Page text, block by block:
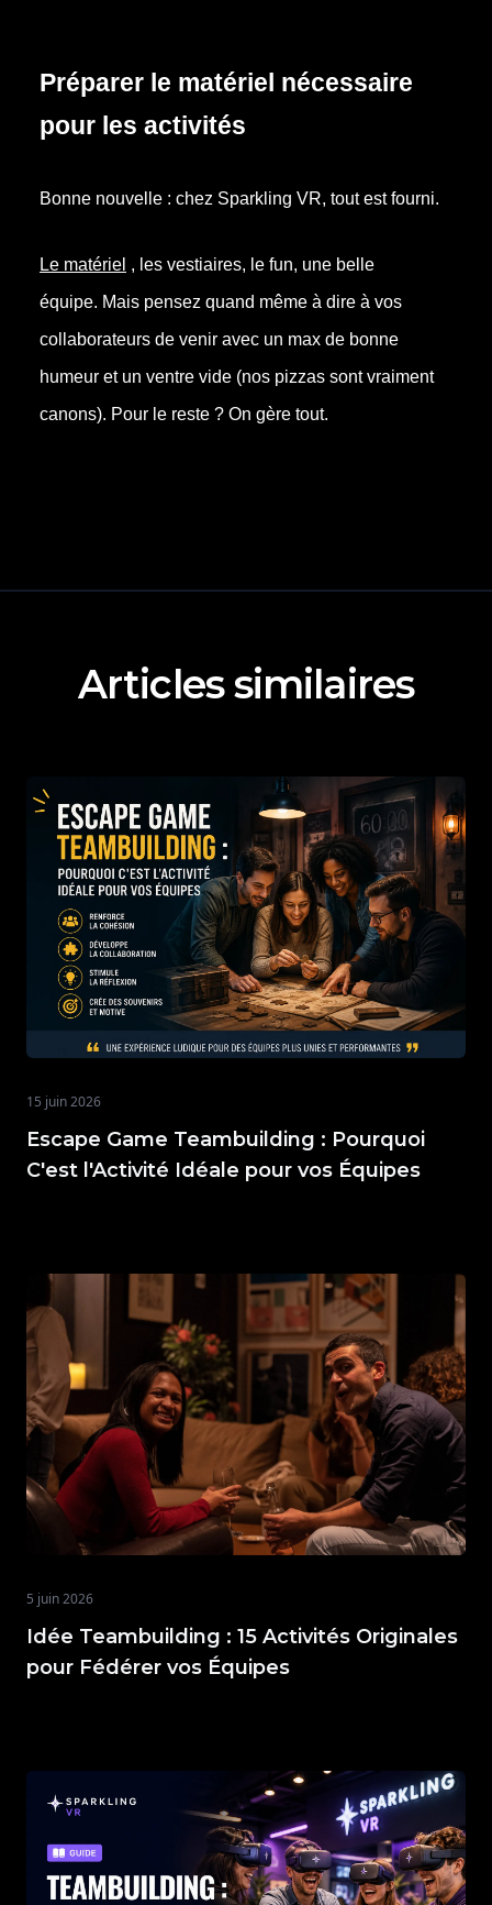
Préparer le matériel nécessaire
pour les activités
Bonne nouvelle : chez Sparkling VR, tout est fourni.
Le matériel , les vestiaires, le fun, une belle
équipe. Mais pensez quand même à dire à vos
collaborateurs de venir avec un max de bonne
humeur et un ventre vide (nos pizzas sont vraiment
canons). Pour le reste ? On gère tout.
Articles similaires
15 juin 2026
Escape Game Teambuilding : Pourquoi
C'est l'Activité Idéale pour vos Équipes
5 juin 2026
Idée Teambuilding : 15 Activités Originales
pour Fédérer vos Équipes